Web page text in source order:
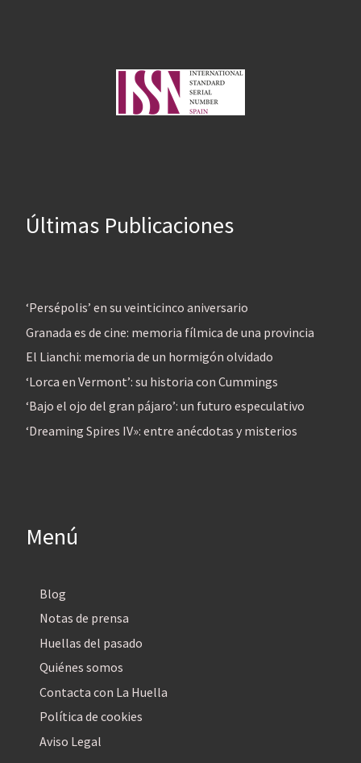
Últimas Publicaciones
‘Persépolis’ en su veinticinco aniversario
Granada es de cine: memoria fílmica de una provincia
El Lianchi: memoria de un hormigón olvidado
‘Lorca en Vermont’: su historia con Cummings
‘Bajo el ojo del gran pájaro’: un futuro especulativo
‘Dreaming Spires IV»: entre anécdotas y misterios
Menú
Blog
Notas de prensa
Huellas del pasado
Quiénes somos
Contacta con La Huella
Política de cookies
Aviso Legal